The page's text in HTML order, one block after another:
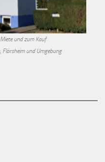
und zum Kauf
Flörsheim und Umgebung